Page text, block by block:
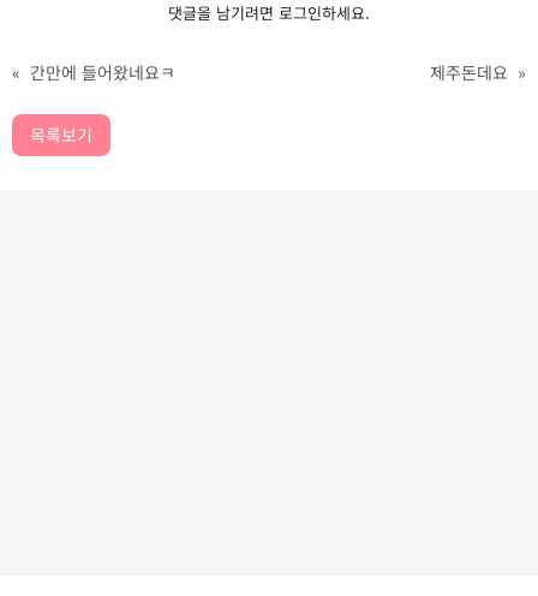
댓글을 남기려면 로그인하세요.
« 간만에 들어왔네요ㅋ 제주돈데요 »
목록보기